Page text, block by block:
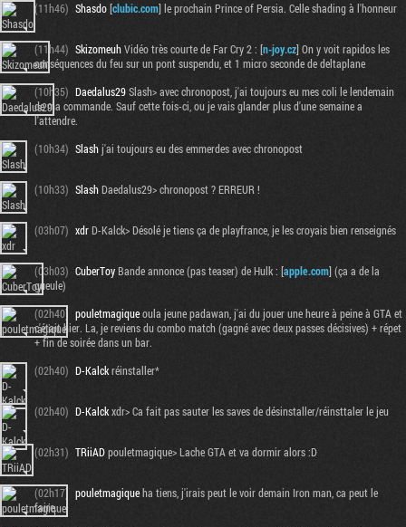
(11h46) Shasdo[clubic.com] le prochain Prince of Persia. Celle shading à l'honneur
(11h44) SkizomeuhVidéo très courte de Far Cry 2 : [n-joy.cz] On y voit rapidos les
conséquences du feu sur un pont suspendu, et 1 micro seconde de deltaplane
(10h35) Daedalus29Slash> avec chronopost, j'ai toujours eu mes coli le lendemain
de ma commande. Sauf cette fois-ci, ou je vais glander plus d'une semaine a
l'attendre.
(10h34) Slashj'ai toujours eu des emmerdes avec chronopost
(10h33) SlashDaedalus29> chronopost ? ERREUR !
(03h07) xdrD-Kalck> Désolé je tiens ça de playfrance, je les croyais bien renseignés
(03h03) CuberToyBande annonce (pas teaser) de Hulk : [apple.com] (ça a de la
gueule)
(02h40)
pouletmagiqueoula jeune padawan, j'ai du jouer une heure à peine à GTA et
c'était hier. La, je reviens du combo match (gagné avec deux passes décisives) + répet
+ fin de soirée dans un bar.
(02h40) D-Kalckréinstaller*
(02h40) D-Kalckxdr> Ca fait pas sauter les saves de désinstaller/réinsttaler le jeu
(02h31) TRiiADpouletmagique> Lache GTA et va dormir alors :D
(02h17) pouletmagiqueha tiens, j'irais peut le voir demain Iron man, ca peut le
faire.